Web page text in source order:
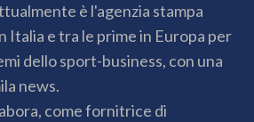
è l'agenzia stampa
Italia e tra le prime in Europa per
dello sport-business, con una
news.
come fornitrice di